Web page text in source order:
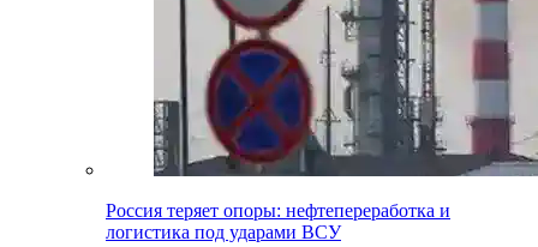
Россия теряет опоры: нефтепереработка и
логистика под ударами ВСУ